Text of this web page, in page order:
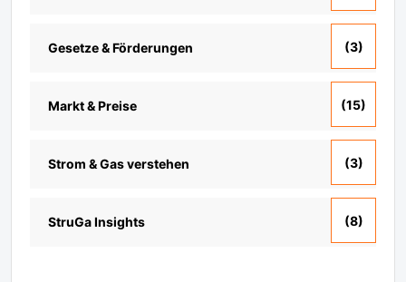
Gesetze & Förderungen (3)
Markt & Preise (15)
Strom & Gas verstehen (3)
StruGa Insights (8)